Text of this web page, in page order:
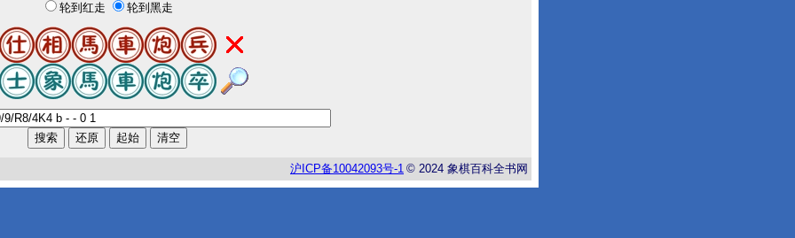
轮到红走 轮到黑走
沪 ICP备10042093号-1 © 2024 象棋百科全书网